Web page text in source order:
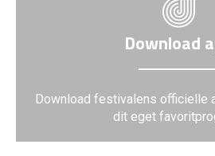
Download
Download festivalens officielle
dit eget